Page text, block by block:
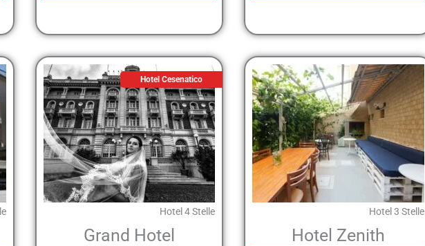
Hotel Cesenatico
Hotel 4 Stelle
Grand Hotel
Hotel 3 Stelle
Hotel Zenith